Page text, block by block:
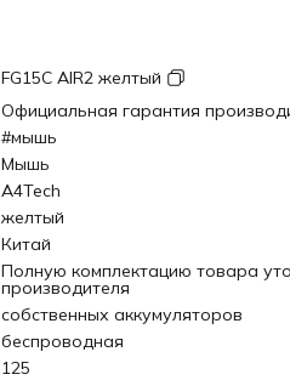
FG15C AIR2 желтый
Официальная гарантия
#мышь
Мышь
A4Tech
желтый
Китай
Полную комплектацию товара
производителя
собственных аккумуляторов
беспроводная
125